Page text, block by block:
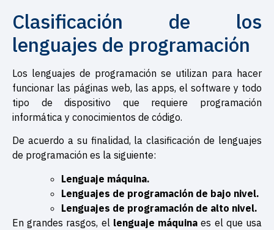
Clasificación de los
lenguajes de programación
Los lenguajes de programación se utilizan para hacer
funcionar las páginas web, las apps, el software y todo
tipo de dispositivo que requiere programación
informática y conocimientos de código.
De acuerdo a su finalidad, la clasificación de lenguajes
de programación es la siguiente:
Lenguaje máquina.
Lenguajes de programación de bajo nivel.
Lenguajes de programación de alto nivel.
En grandes rasgos, el lenguaje máquina es el que usa